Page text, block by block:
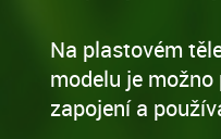
Na plastovém
modelu je
zapojení a